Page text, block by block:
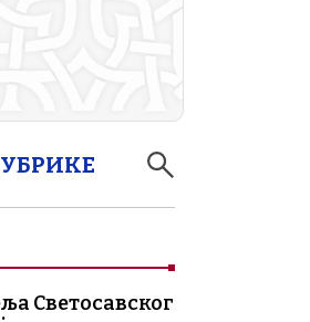
Светосавског